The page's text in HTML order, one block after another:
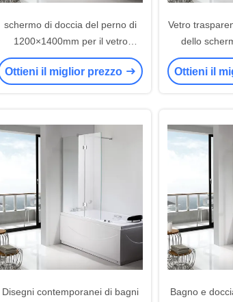
schermo di doccia del perno di
1200×1400mm per il vetro
trasparente del bagno
Ottieni il miglior prezzo
Vetro
dello
Ottieni il
Disegni contemporanei di bagni
Bagno e